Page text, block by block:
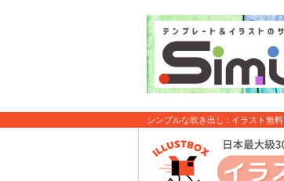
シンプルな吹き出し : イラスト無料